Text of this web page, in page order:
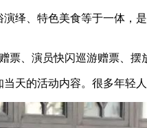
、特色美食等于一体，
、演员快闪巡游赠票、摆
天的活动内容。很多年轻